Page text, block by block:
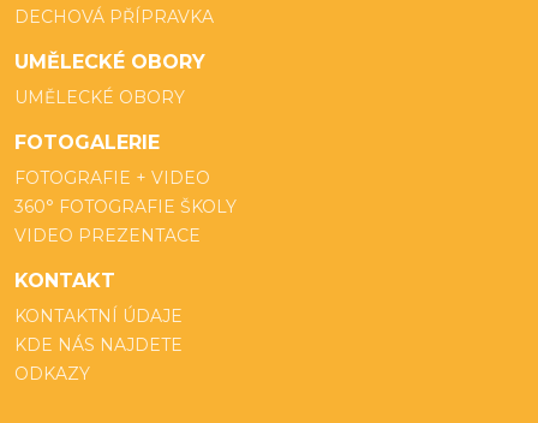
DECHOVÁ PŘÍPRAVKA
UMĚLECKÉ OBORY
UMĚLECKÉ OBORY
FOTOGALERIE
FOTOGRAFIE + VIDEO
360° FOTOGRAFIE ŠKOLY
VIDEO PREZENTACE
KONTAKT
KONTAKTNÍ ÚDAJE
KDE NÁS NAJDETE
ODKAZY